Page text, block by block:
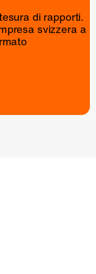
di rapporti.
svizzera a